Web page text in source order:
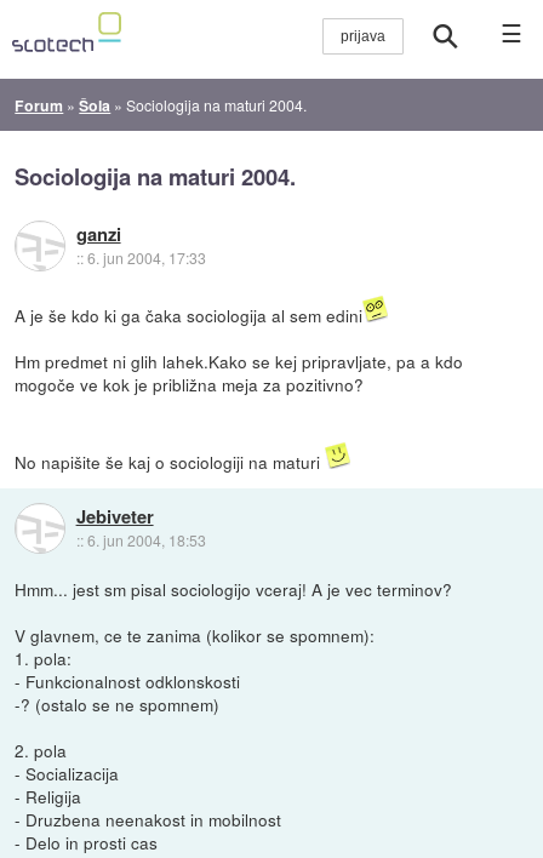
☰
Forum »Šola »Sociologija na maturi 2004.
Sociologija na maturi 2004.
ganzi
::6. jun 2004, 17:33
A je še kdo ki ga čaka sociologija al sem edini
Hm predmet ni glih lahek.Kako se kej pripravljate, pa a kdo
mogoče ve kok je približna meja za pozitivno?
No napišite še kaj o sociologiji na maturi
Jebiveter
::6. jun 2004, 18:53
Hmm... jest sm pisal sociologijo vceraj! A je vec terminov?
V glavnem, ce te zanima (kolikor se spomnem):
1. pola:
- Funkcionalnost odklonskosti
-? (ostalo se ne spomnem)
2. pola
- Socializacija
- Religija
- Druzbena neenakost in mobilnost
- Delo in prosti cas